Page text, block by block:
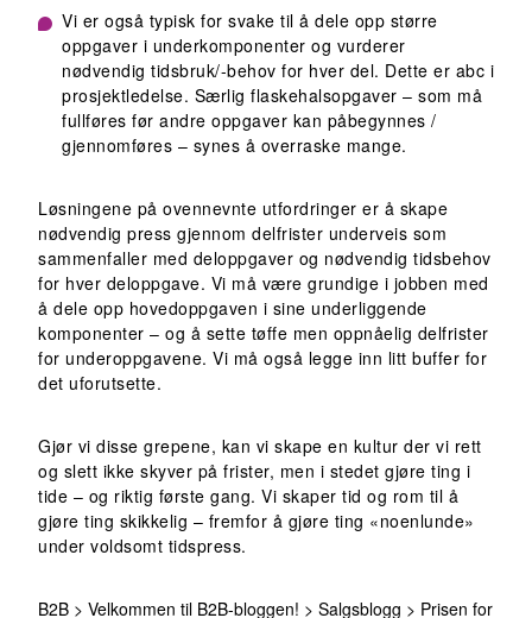
Vi er også typisk for svake til å dele opp større
oppgaver i underkomponenter og vurderer
nødvendig tidsbruk/-behov for hver del. Dette er abc i
prosjektledelse. Særlig flaskehalsopgaver – som må
fullføres før andre oppgaver kan påbegynnes /
gjennomføres – synes å overraske mange.
Løsningene på ovennevnte utfordringer er å skape
nødvendig press gjennom delfrister underveis som
sammenfaller med deloppgaver og nødvendig tidsbehov
for hver deloppgave. Vi må være grundige i jobben med
å dele opp hovedoppgaven i sine underliggende
komponenter – og å sette tøffe men oppnåelig delfrister
for underoppgavene. Vi må også legge inn litt buffer for
det uforutsette.
Gjør vi disse grepene, kan vi skape en kultur der vi rett
og slett ikke skyver på frister, men i stedet gjøre ting i
tide – og riktig første gang. Vi skaper tid og rom til å
gjøre ting skikkelig – fremfor å gjøre ting «noenlunde»
under voldsomt tidspress.
B2B > Velkommen til B2B-bloggen! > Salgsblogg > Prisen for